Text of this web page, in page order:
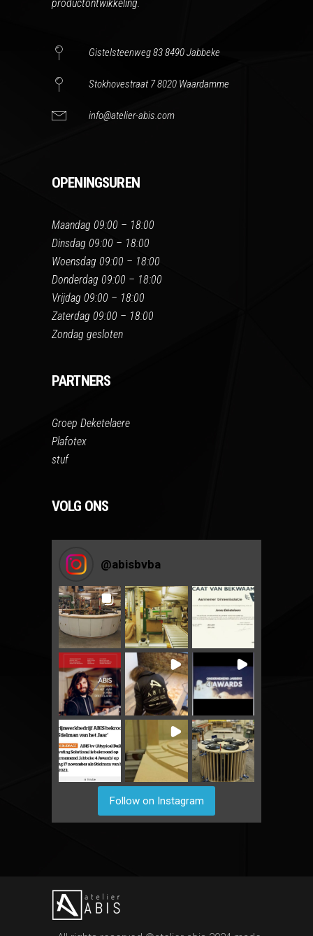
productontwikkeling.
Gistelsteenweg 83 8490 Jabbeke
Stokhovestraat 7 8020 Waardamme
info@atelier-abis.com
OPENINGSUREN
Maandag 09:00 – 18:00
Dinsdag 09:00 – 18:00
Woensdag 09:00 – 18:00
Donderdag 09:00 – 18:00
Vrijdag 09:00 – 18:00
Zaterdag 09:00 – 18:00
Zondag gesloten
PARTNERS
Groep Deketelaere
Plafotex
stuf
VOLG ONS
@abisbvba
Follow on Instagram